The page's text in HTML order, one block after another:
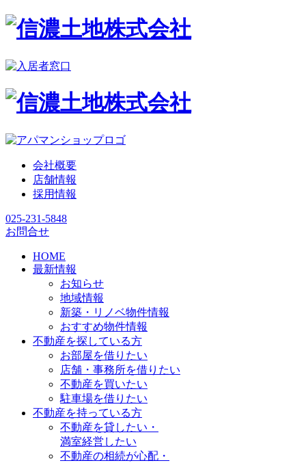
会社概要
店舗情報
採用情報
025-231-5848
お問合せ
HOME
最新情報
お知らせ
地域情報
新築・リノベ物件情報
おすすめ物件情報
不動産を探している方
お部屋を借りたい
店舗・事務所を借りたい
不動産を買いたい
駐車場を借りたい
不動産を持っている方
不動産を貸したい・
満室経営したい
不動産の相続が心配・